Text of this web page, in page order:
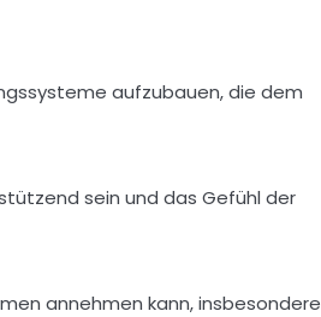
aufzubauen, die dem
sein und das Gefühl der
annehmen kann, insbesondere